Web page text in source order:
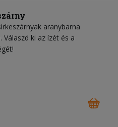
aranybarna
Válaszd ki az ízét és a